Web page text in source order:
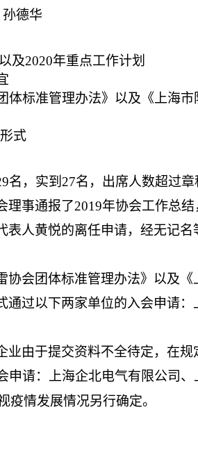
孙德华
及2020年重点工作计划
体标准管理办法》以及《上海
式
9名，实到27名，出席人数超过
理事通报了2019年协会工作总
表人黄悦的离任申请，经无记
协会团体标准管理办法》以及
通过以下两家单位的入会申请
业由于提交资料不全待定，在
申请：上海企北电气有限公司
疫情发展情况另行确定。